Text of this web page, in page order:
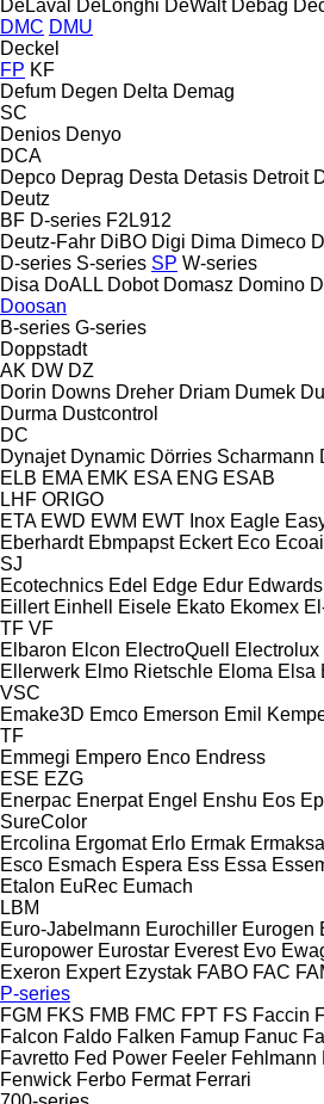
DeLaval
DeLonghi DeWalt Debag
DMC DMU
Deckel
FP KF
Defum Degen Delta Demag
SC
Denios Denyo
DCA
Depco Deprag Desta Detasis Detroit
Deutz
BF D-series F2L912
Deutz-Fahr DiBO Digi Dima Dimeco
D-series S-series SP W-series
Disa DoALL Dobot Domasz Domino
Doosan
B-series G-series
Doppstadt
AK DW DZ
Dorin Downs Dreher Driam Dumek
Durma Dustcontrol
DC
Dynajet Dynamic Dörries Scharmann
ELB EMA EMK ESA ENG ESAB
LHF ORIGO
ETA EWD EWM EWT Inox Eagle
Eberhardt Ebmpapst Eckert Eco
SJ
Ecotechnics Edel Edge Edur Edwards
Eillert Einhell Eisele Ekato Ekomex
TF VF
Elbaron Elcon ElectroQuell Electrolux
Ellerwerk Elmo Rietschle Eloma Elsa
VSC
Emake3D Emco Emerson Emil
TF
Emmegi Empero Enco Endress
ESE EZG
Enerpac Enerpat Engel Enshu Eos
SureColor
Ercolina Ergomat Erlo Ermak
Esco Esmach Espera Ess Essa
Etalon EuRec Eumach
LBM
Euro-Jabelmann Eurochiller Eurogen
Europower Eurostar Everest Evo
Exeron Expert Ezystak FABO FAC
P-series
FGM FKS FMB FMC FPT FS Faccin
Falcon Faldo Falken Famup Fanuc
Favretto Fed Power Feeler Fehlmann
Fenwick Ferbo Fermat Ferrari